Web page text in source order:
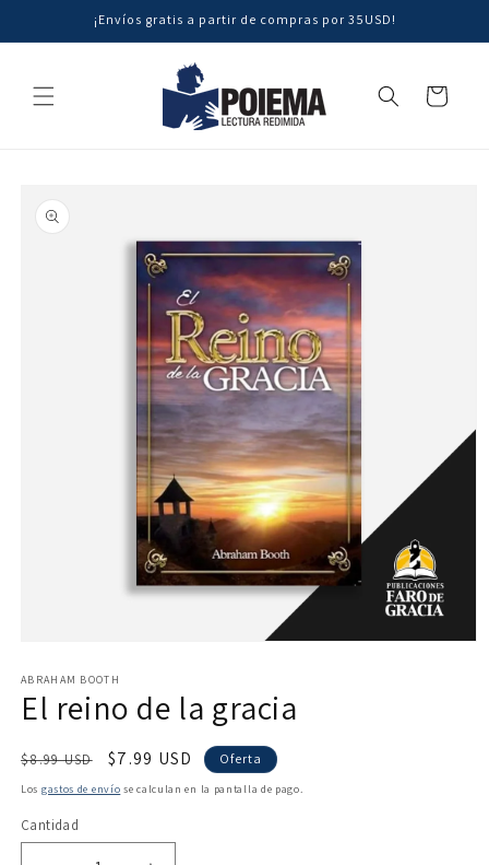
directamente
al contenido
¡Envíos gratis a partir de compras por 35USD!
Carrito
a la
información
multimedia
1
en
modal
ABRAHAM BOOTH
El reino de la gracia
Precio
habitual
$8.99 USD
Precio
de
$7.99 USD Oferta
Los gastos de envío se calculan en la pantalla de pago.
Cantidad